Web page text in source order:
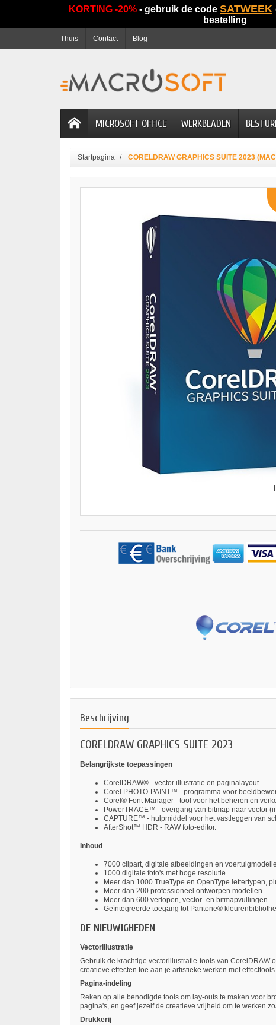
KORTING -20% - gebruik de code SATWEEK
bestelling
Thuis Contact Blog
MICROSOFT OFFICE WERKBLADEN
Startpagina CORELDRAW GRAPHICS SUITE 2023
Beschrijving
CORELDRAW GRAPHICS SUITE 2023
Belangrijkste toepassingen
CorelDRAW® - vector illustratie en paginalayout.
Corel PHOTO-PAINT™ - programma voor
Corel® Font Manager - tool voor het beheren en
PowerTRACE™ - overgang van bitmap naar vector
CAPTURE™ - hulpmiddel voor het vastleggen van
AfterShot™ HDR - RAW foto-editor.
Inhoud
7000 clipart, digitale afbeeldingen en
1000 digitale foto's met hoge resolutie
Meer dan 1000 TrueType en OpenType lettertypen,
Meer dan 200 professioneel ontworpen modellen.
Meer dan 600 verlopen, vector- en bitmapvullingen
Geïntegreerde toegang tot Pantone®
DE NIEUWIGHEDEN
Vectorillustratie
Gebruik de krachtige vectorillustratie-tools van CorelDRAW
creatieve effecten toe aan je artistieke werken met
Pagina-indeling
Reken op alle benodigde tools om lay-outs te maken voor
pagina's, en geef jezelf de creatieve vrijheid om te werken
Drukkerij